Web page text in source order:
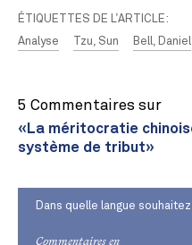
ÉTIQUETTES DE L’ARTICLE:
Analyse
Tzu, Sun Bell, Daniel
5 Commentaires sur
«La méritocratie
système de tribut»
Dans quelle langue
Commentaires en